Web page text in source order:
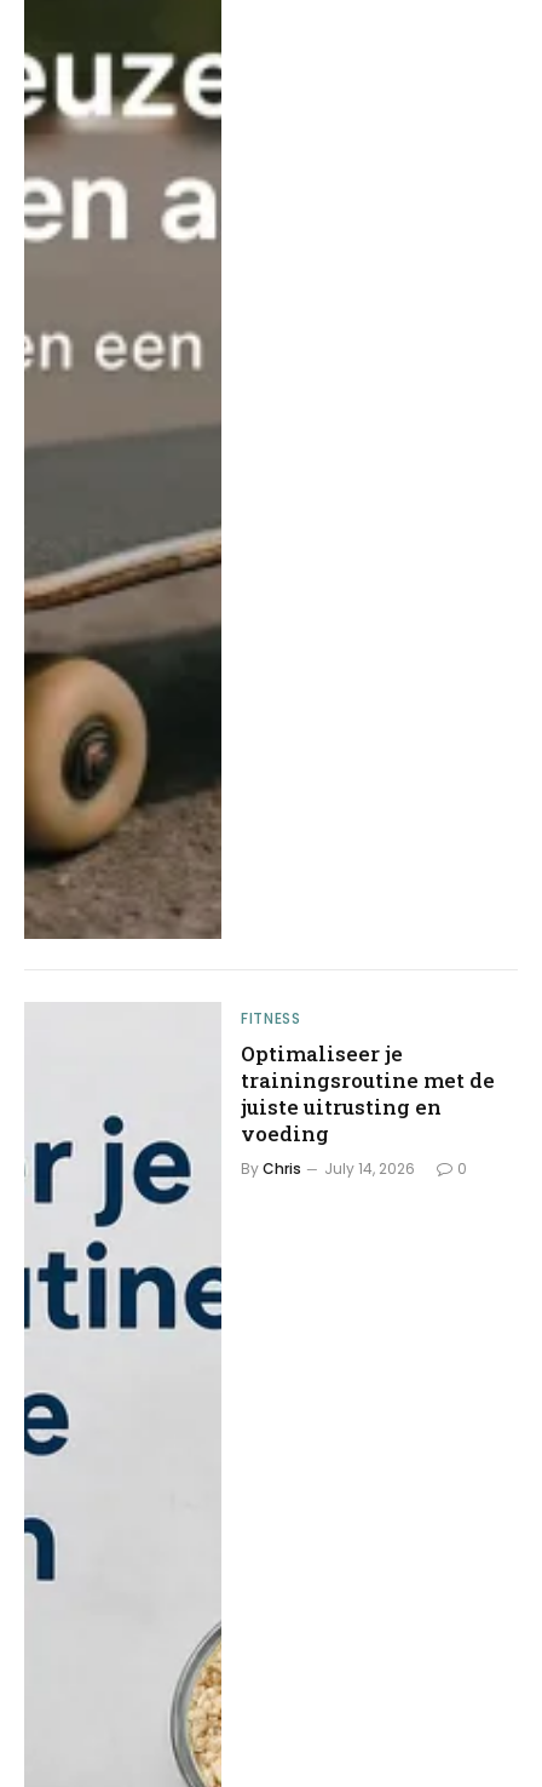
FITNESS
Optimaliseer je
trainingsroutine met de
juiste uitrusting en
voeding
ByChris July 14, 2026 0